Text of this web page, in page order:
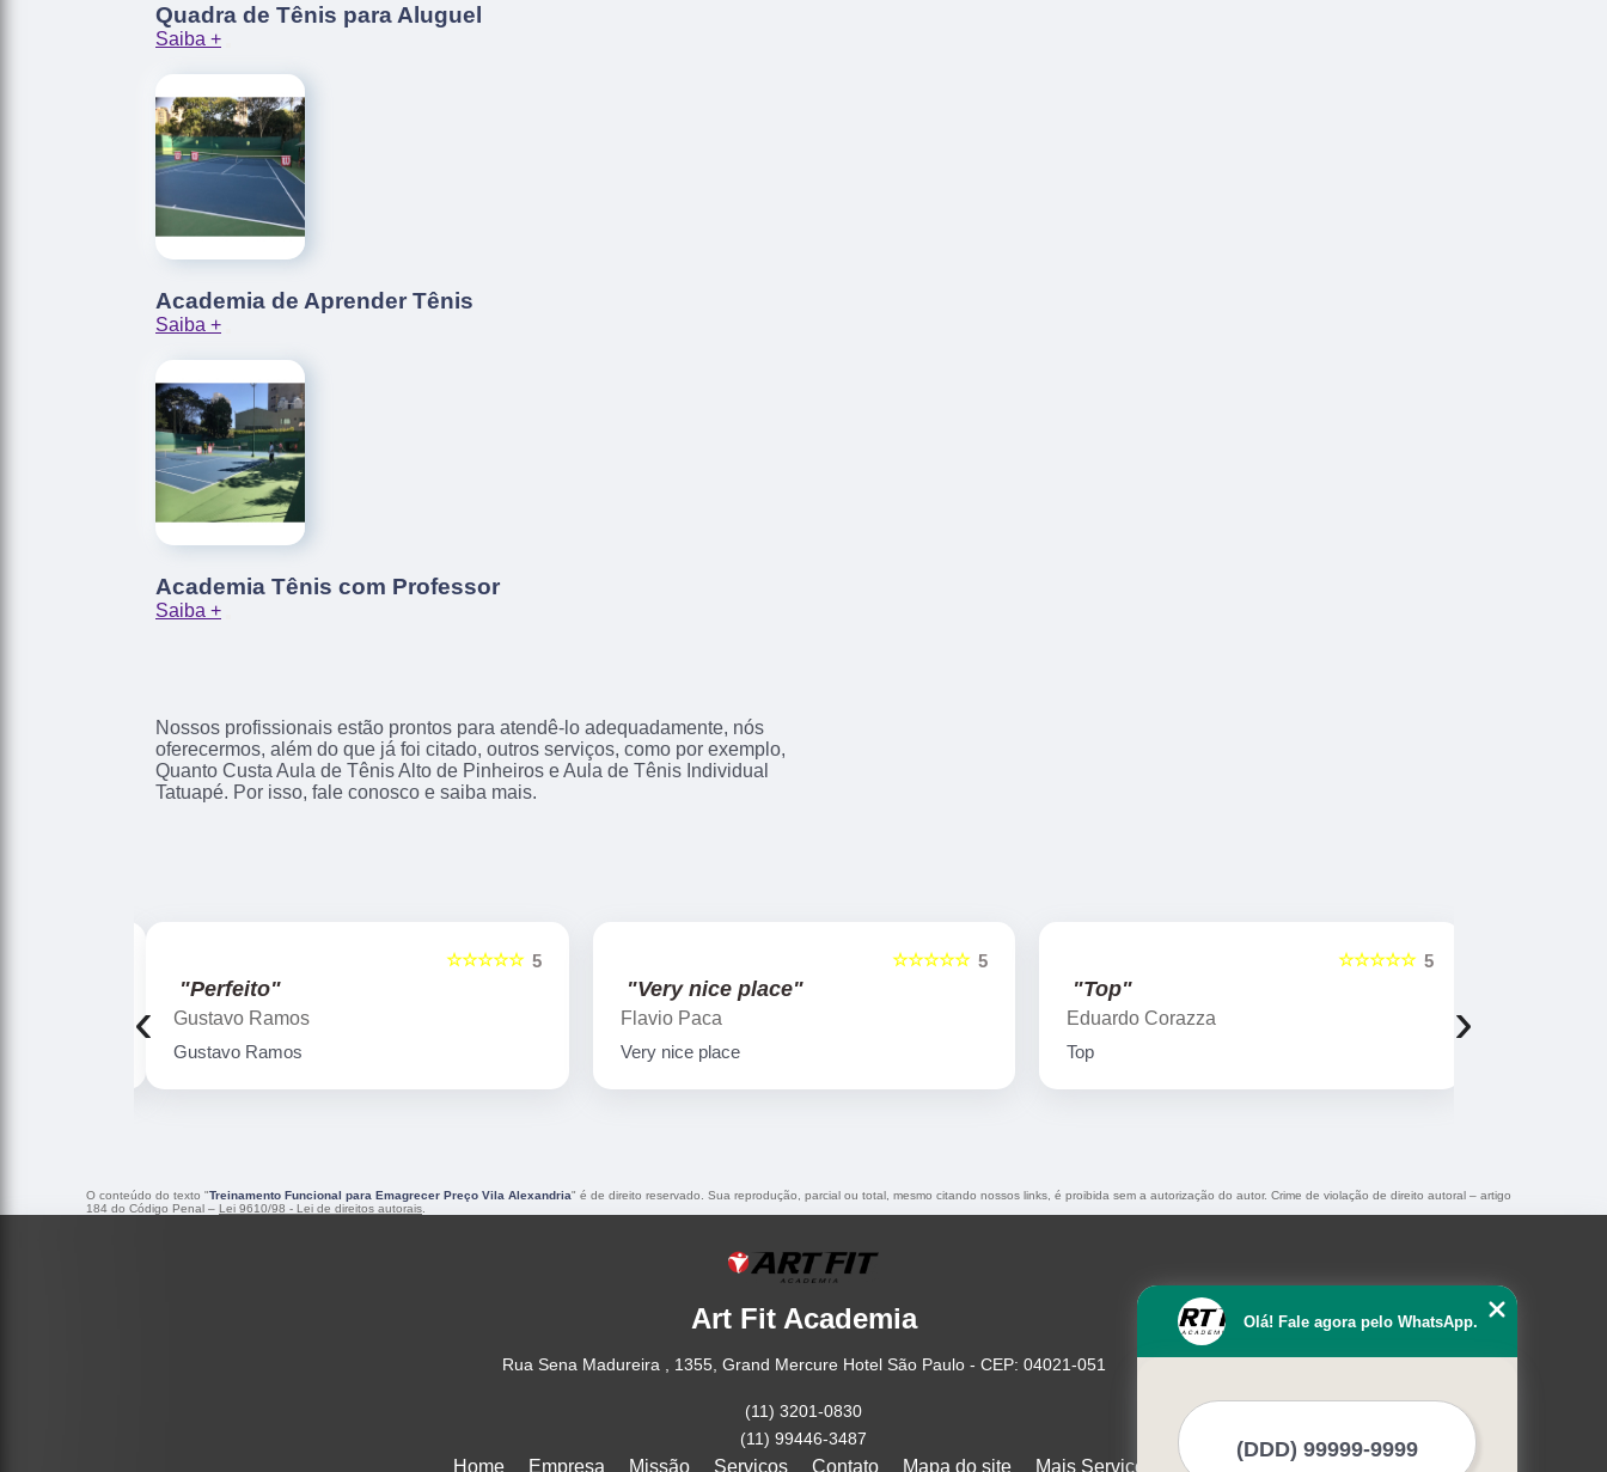
Quadra de Tênis para Aluguel
Saiba +
Academia de Aprender Tênis
Saiba +
Academia Tênis com Professor
Saiba +
Nossos profissionais estão prontos para atendê-lo adequadamente, nós
oferecermos, além do que já foi citado, outros serviços, como por exemplo,
Quanto Custa Aula de Tênis Alto de Pinheiros e Aula de Tênis Individual
Tatuapé. Por isso, fale conosco e saiba mais.
5
☆☆☆☆☆
"Perfeito"
Gustavo Ramos
Gustavo Ramos
5
☆☆☆☆☆
"Very nice place"
Flavio Paca
Very nice place
5
☆☆☆☆☆
"Top"
Eduardo Corazza
Top
‹ ›
O conteúdo do texto "Treinamento Funcional para Emagrecer Preço Vila Alexandria" é de direito reservado. Sua reprodução, parcial ou total, mesmo citando nossos links, é proibida sem a autorização do autor. Crime de violação de direito autoral – artigo
184 do Código Penal – Lei 9610/98 - Lei de direitos autorais
Art Fit Academia
Rua Sena Madureira , 1355, Grand Mercure Hotel São Paulo - CEP: 04021-051
(11) 3201-0830
(11) 99446-3487
Home Empresa Missão Serviços Contato Mapa do site Mais Serviços
Olá! Fale agora pelo WhatsApp.